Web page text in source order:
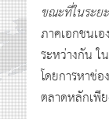
ขณะที่ในระย
ภาคเอกชนเ
ระหว่างกัน ใ
โดยการหาช่
ตลาดหลักเพี